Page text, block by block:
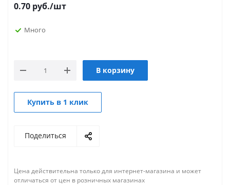
0.70 руб./шт
Много
В корзину
Купить в 1 клик
Поделиться
Цена действительна только для интернет-магазина и может
отличаться от цен в розничных магазинах